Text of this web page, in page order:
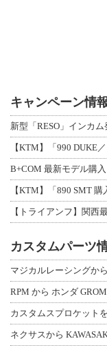
キャンペーン情
【KTM】「990 DUKE
【KTM】「890 SMT
カスタムパーツ
ネクサスから